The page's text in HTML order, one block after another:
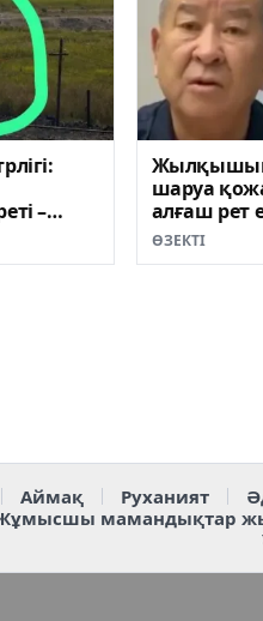
–
шаруа
алғаш рет
шықты
ӨЗЕКТІ
Аймақ Руханият
мамандықтар